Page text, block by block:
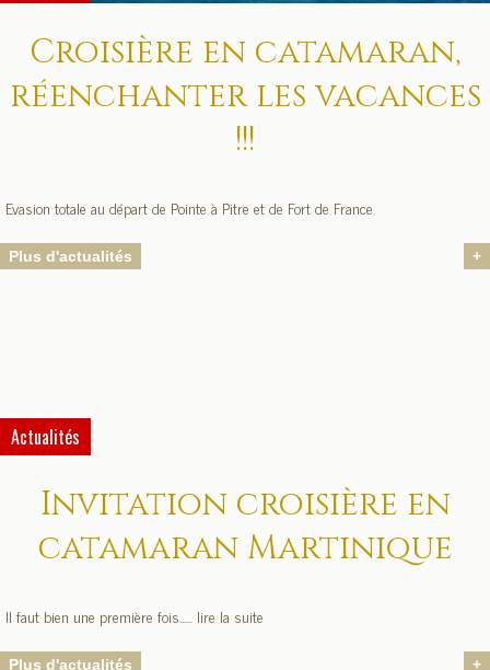
Croisière en catamaran,
réenchanter les vacances
!!!
Evasion totale au départ de Pointe à Pitre et de Fort de France
+
Plus d'actualités
Actualités
Invitation croisière en
catamaran Martinique
Il faut bien une première fois...... lire la suite
+
Plus d'actualités